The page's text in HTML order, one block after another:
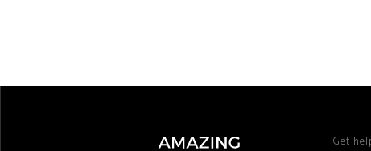
Get